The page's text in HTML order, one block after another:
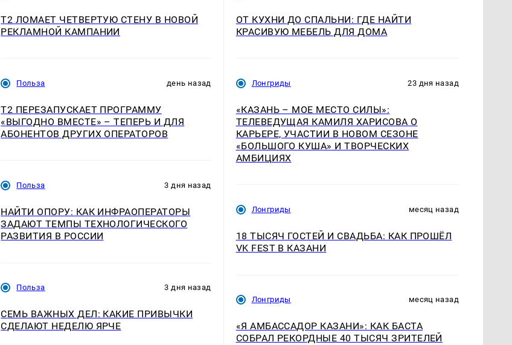
Т2 ЛОМАЕТ ЧЕТВЕРТУЮ СТЕНУ В НОВОЙ
РЕКЛАМНОЙ КАМПАНИИ
Польза день назад
Т2 ПЕРЕЗАПУСКАЕТ ПРОГРАММУ
«ВЫГОДНО ВМЕСТЕ» – ТЕПЕРЬ И ДЛЯ
АБОНЕНТОВ ДРУГИХ ОПЕРАТОРОВ
Польза 3 дня назад
НАЙТИ ОПОРУ: КАК ИНФРАОПЕРАТОРЫ
ЗАДАЮТ ТЕМПЫ ТЕХНОЛОГИЧЕСКОГО
РАЗВИТИЯ В РОССИИ
Польза 3 дня назад
СЕМЬ ВАЖНЫХ ДЕЛ: КАКИЕ ПРИВЫЧКИ
СДЕЛАЮТ НЕДЕЛЮ ЯРЧЕ
ОТ КУХНИ ДО СПАЛЬНИ: ГДЕ НАЙТИ
КРАСИВУЮ МЕБЕЛЬ ДЛЯ ДОМА
Лонгриды 23 дня назад
«КАЗАНЬ – МОЕ МЕСТО СИЛЫ»:
ТЕЛЕВЕДУЩАЯ КАМИЛЯ ХАРИСОВА О
КАРЬЕРЕ, УЧАСТИИ В НОВОМ СЕЗОНЕ
«БОЛЬШОГО КУША» И ТВОРЧЕСКИХ
АМБИЦИЯХ
Лонгриды месяц назад
18 ТЫСЯЧ ГОСТЕЙ И СВАДЬБА: КАК ПРОШЁЛ
VK FEST В КАЗАНИ
Лонгриды месяц назад
«Я АМБАССАДОР КАЗАНИ»: КАК БАСТА
СОБРАЛ РЕКОРДНЫЕ 40 ТЫСЯЧ ЗРИТЕЛЕЙ